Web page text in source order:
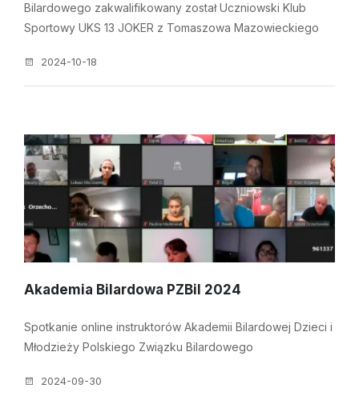
Bilardowego zakwalifikowany został Uczniowski Klub
Sportowy UKS 13 JOKER z Tomaszowa Mazowieckiego
2024-10-18
Akademia Bilardowa PZBil 2024
Spotkanie online instruktorów Akademii Bilardowej Dzieci i
Młodzieży Polskiego Związku Bilardowego
2024-09-30